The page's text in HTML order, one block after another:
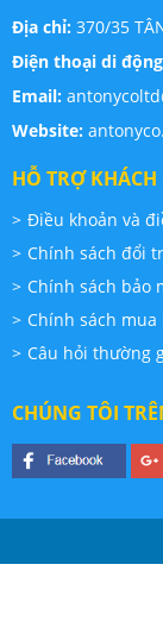
Địa chỉ: 370/35
Điện thoại di
Email:
Website:
HỖ TRỢ
Điều khoản và
Chính sách đổi
Chính sách bảo
Chính sách mua
Câu hỏi thường
CHÚNG TÔI